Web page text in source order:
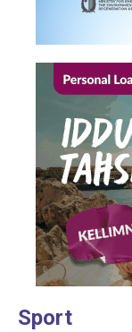
Sport